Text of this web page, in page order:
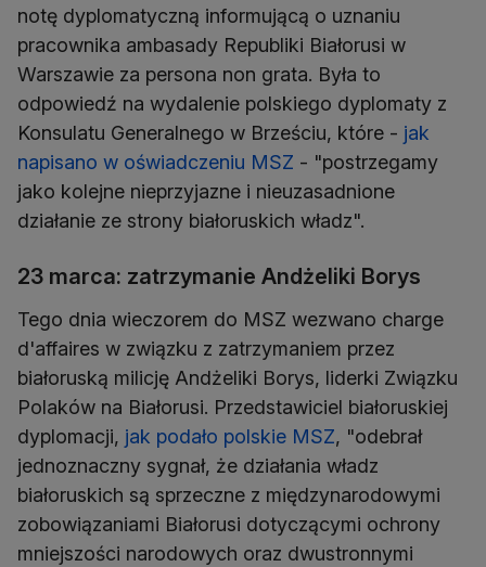
notę dyplomatyczną informującą o uznaniu
pracownika ambasady Republiki Białorusi w
Warszawie za persona non grata. Była to
odpowiedź na wydalenie polskiego dyplomaty z
Konsulatu Generalnego w Brześciu, które - jak
napisano w oświadczeniu MSZ - "postrzegamy
jako kolejne nieprzyjazne i nieuzasadnione
działanie ze strony białoruskich władz".
23 marca: zatrzymanie Andżeliki Borys
Tego dnia wieczorem do MSZ wezwano charge
d'affaires w związku z zatrzymaniem przez
białoruską milicję Andżeliki Borys, liderki Związku
Polaków na Białorusi. Przedstawiciel białoruskiej
dyplomacji, jak podało polskie MSZ, "odebrał
jednoznaczny sygnał, że działania władz
białoruskich są sprzeczne z międzynarodowymi
zobowiązaniami Białorusi dotyczącymi ochrony
mniejszości narodowych oraz dwustronnymi